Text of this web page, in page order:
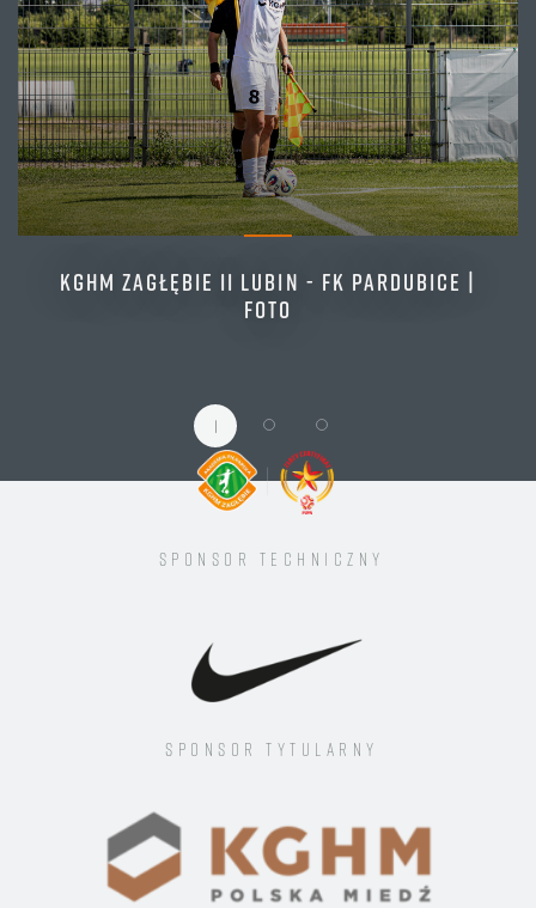
KGHM ZAGŁĘBIE II LUBIN - FK PARDUBICE |
FOTO
1
Sponsor techniczny
Sponsor tytularny